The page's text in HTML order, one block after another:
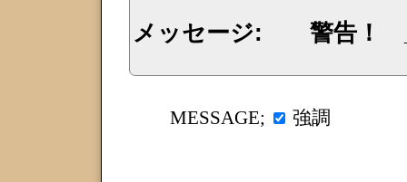
メッセージ: 警告！
MESSAGE; 強調